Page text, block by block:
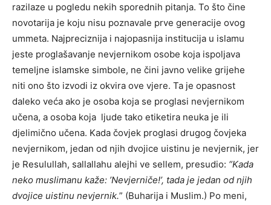
razilaze u pogledu nekih sporednih pitanja. To što čine
novotarija je koju nisu poznavale prve generacije ovog
ummeta. Najpreciznija i najopasnija institucija u islamu
jeste proglašavanje nevjernikom osobe koja ispoljava
temeljne islamske simbole, ne čini javno velike grijehe
niti ono što izvodi iz okvira ove vjere. Ta je opasnost
daleko veća ako je osoba koja se proglasi nevjernikom
učena, a osoba koja ljude tako etiketira neuka je ili
djelimično učena. Kada čovjek proglasi drugog čovjeka
nevjernikom, jedan od njih dvojice uistinu je nevjernik, jer
je Resulullah, sallallahu alejhi ve sellem, presudio: “Kada
neko muslimanu kaže: ’Nevjerniče!’, tada je jedan od njih
dvojice uistinu nevjernik.” (Buharija i Muslim.) Po meni,